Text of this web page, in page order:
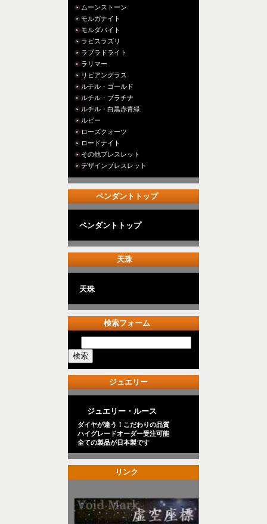
ムーンストーン
モルガナイト
モルダバイト
ラピスラズリ
ラブラドライト
ラリマー
リビアングラス
ルチル・ゴールド
ルチル・プラチナ
ルチル・白黒赤青緑
ルビー
ローズクォーツ
ロードナイト
その他ブレスレット
デザインブレスレット
ペンダントトップ
ペンダントトップ
天珠
天珠
検索フォーム
ジュエリー
ジュエリー・ルース
ダイヤが違う！こだわりの品質
ハイグレードオーダー受注可能
全ての製品が日本製です
リンク